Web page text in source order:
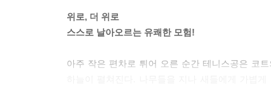
위로, 더 위로
스스로 날아오르는 유쾌한 모험!
아주 작은 편차로 튀어 오른 순간 테니스공은 코